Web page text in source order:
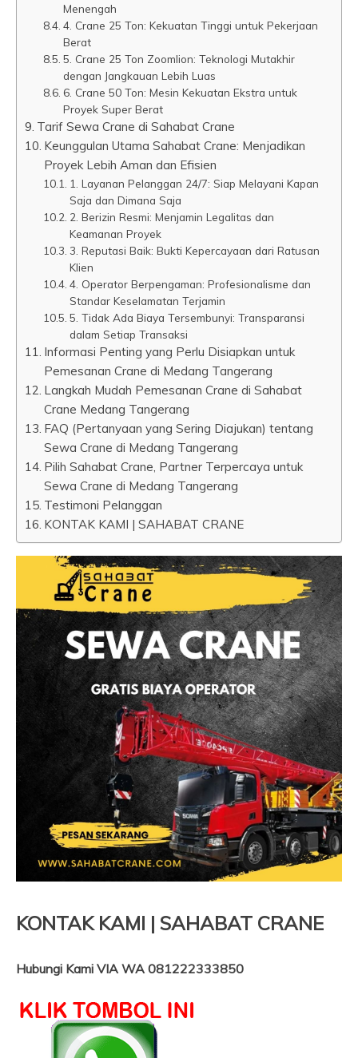
Menengah
4. Crane 25 Ton: Kekuatan Tinggi untuk Pekerjaan
Berat
5. Crane 25 Ton Zoomlion: Teknologi Mutakhir
dengan Jangkauan Lebih Luas
6. Crane 50 Ton: Mesin Kekuatan Ekstra untuk
Proyek Super Berat
Tarif Sewa Crane di Sahabat Crane
Keunggulan Utama Sahabat Crane: Menjadikan
Proyek Lebih Aman dan Efisien
1. Layanan Pelanggan 24/7: Siap Melayani Kapan
Saja dan Dimana Saja
2. Berizin Resmi: Menjamin Legalitas dan
Keamanan Proyek
3. Reputasi Baik: Bukti Kepercayaan dari Ratusan
Klien
4. Operator Berpengaman: Profesionalisme dan
Standar Keselamatan Terjamin
5. Tidak Ada Biaya Tersembunyi: Transparansi
dalam Setiap Transaksi
Informasi Penting yang Perlu Disiapkan untuk
Pemesanan Crane di Medang Tangerang
Langkah Mudah Pemesanan Crane di Sahabat
Crane Medang Tangerang
FAQ (Pertanyaan yang Sering Diajukan) tentang
Sewa Crane di Medang Tangerang
Pilih Sahabat Crane, Partner Terpercaya untuk
Sewa Crane di Medang Tangerang
Testimoni Pelanggan
KONTAK KAMI | SAHABAT CRANE
KONTAK KAMI | SAHABAT CRANE
Hubungi Kami VIA WA 081222333850